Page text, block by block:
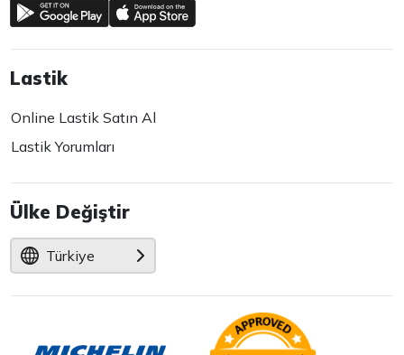
Lastik
Online Lastik Satın Al
Lastik Yorumları
Ülke Değiştir
Türkiye